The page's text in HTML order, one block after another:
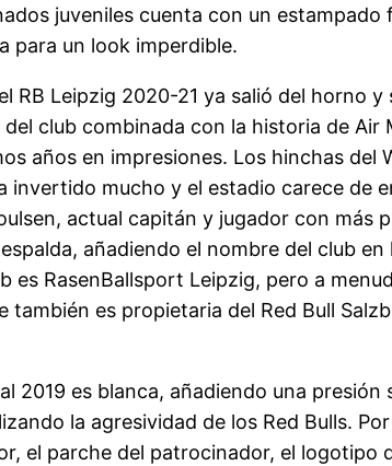
juveniles cuenta con un
para un look imperdible.
RB Leipzig 2020-21 ya salió del horno
club combinada con la historia de Air
años en impresiones. Los hinchas del
mucho y el estadio carece de
actual capitán y jugador con más
añadiendo el nombre del club
RasenBallsport Leipzig, pero a
es propietaria del Red Bull
2019 es blanca, añadiendo una
la agresividad de los Red Bulls.
el parche del patrocinador, el logotipo